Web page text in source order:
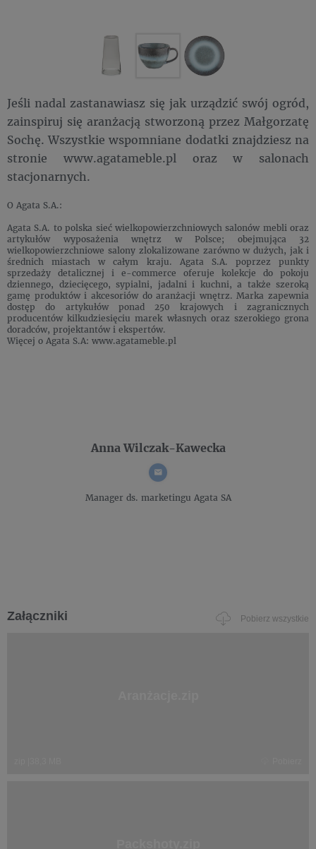
Jeśli nadal zastanawiasz się jak urządzić swój ogród,
zainspiruj się aranżacją stworzoną przez Małgorzatę
Sochę. Wszystkie wspomniane dodatki znajdziesz na
stronie www.agatameble.pl oraz w salonach
stacjonarnych.
O Agata S.A.:
Agata S.A. to polska sieć wielkopowierzchniowych salonów mebli oraz
artykułów wyposażenia wnętrz w Polsce; obejmująca 32
wielkopowierzchniowe salony zlokalizowane zarówno w dużych, jak i
średnich miastach w całym kraju. Agata S.A. poprzez punkty
sprzedaży detalicznej i e-commerce oferuje kolekcje do pokoju
dziennego, dziecięcego, sypialni, jadalni i kuchni, a także szeroką
gamę produktów i akcesoriów do aranżacji wnętrz. Marka zapewnia
dostęp do artykułów ponad 250 krajowych i zagranicznych
producentów kilkudziesięciu marek własnych oraz szerokiego grona
doradców, projektantów i ekspertów.
Więcej o Agata S.A: www.agatameble.pl
Anna Wilczak-Kawecka
Manager ds. marketingu Agata SA
Załączniki Pobierz wszystkie